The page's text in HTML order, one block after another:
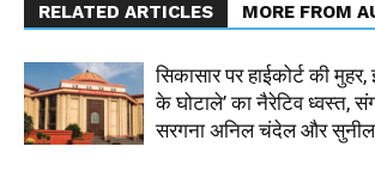
RELATED ARTICLES MORE FROM
सिकासार पर हाईकोर्ट की
के घोटाले’ का नैरेटिव ध्वस्त,
सरगना अनिल चंदेल और सुनील